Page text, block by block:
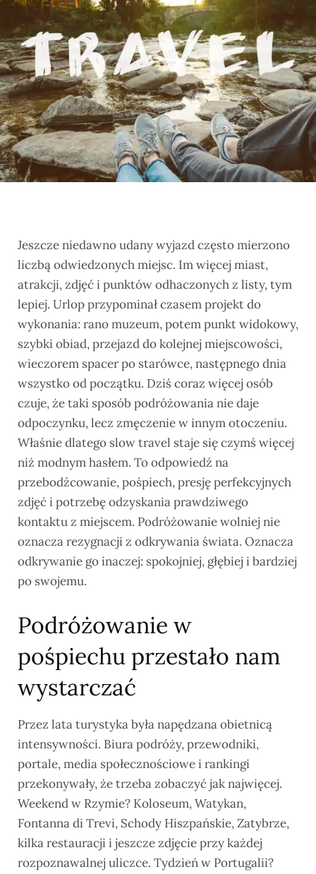
Jeszcze niedawno udany wyjazd często mierzono
liczbą odwiedzonych miejsc. Im więcej miast,
atrakcji, zdjęć i punktów odhaczonych z listy, tym
lepiej. Urlop przypominał czasem projekt do
wykonania: rano muzeum, potem punkt widokowy,
szybki obiad, przejazd do kolejnej miejscowości,
wieczorem spacer po starówce, następnego dnia
wszystko od początku. Dziś coraz więcej osób
czuje, że taki sposób podróżowania nie daje
odpoczynku, lecz zmęczenie w innym otoczeniu.
Właśnie dlatego slow travel staje się czymś więcej
niż modnym hasłem. To odpowiedź na
przebodźcowanie, pośpiech, presję perfekcyjnych
zdjęć i potrzebę odzyskania prawdziwego
kontaktu z miejscem. Podróżowanie wolniej nie
oznacza rezygnacji z odkrywania świata. Oznacza
odkrywanie go inaczej: spokojniej, głębiej i bardziej
po swojemu.
Podróżowanie w
pośpiechu przestało nam
wystarczać
Przez lata turystyka była napędzana obietnicą
intensywności. Biura podróży, przewodniki,
portale, media społecznościowe i rankingi
przekonywały, że trzeba zobaczyć jak najwięcej.
Weekend w Rzymie? Koloseum, Watykan,
Fontanna di Trevi, Schody Hiszpańskie, Zatybrze,
kilka restauracji i jeszcze zdjęcie przy każdej
rozpoznawalnej uliczce. Tydzień w Portugalii?